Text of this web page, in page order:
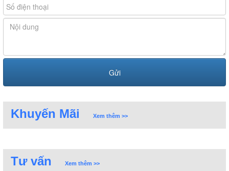
Khuyến Mãi Xem thêm >>
Tư vấn Xem thêm >>